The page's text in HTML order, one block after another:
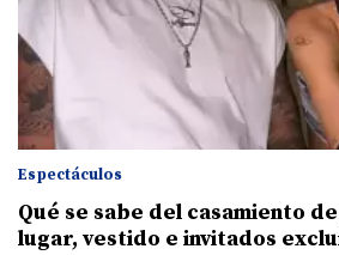
Espectáculos
Qué se sabe del casamiento
lugar, vestido e invitados